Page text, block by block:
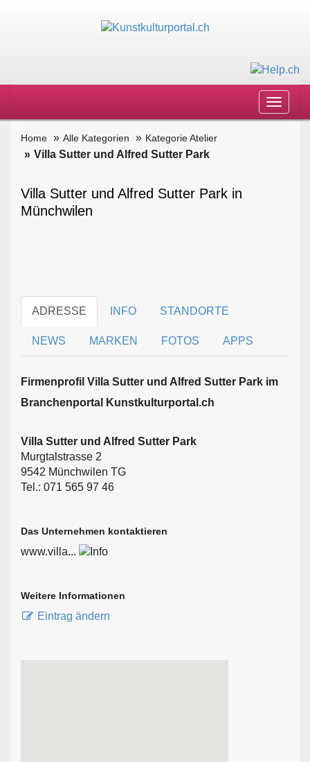
Toggle
Home Alle Kategorien Kategorie Atelier
Villa Sutter und Alfred Sutter Park
Villa Sutter und Alfred Sutter Park in
Münchwilen
ADRESSE INFO STANDORTE
NEWS MARKEN FOTOS APPS
Firmen­profil Villa Sutter und Alfred Sutter Park im
Branchen­portal Kunstkulturportal.ch
Villa Sutter und Alfred Sutter Park
Murgtalstrasse 2
9542 Münchwilen TG
Tel.: 071 565 97 46
Das Unternehmen kontaktieren
www.villa...
Weitere Informationen
Eintrag ändern